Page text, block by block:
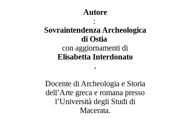
Autore
:
Sovraintendenza Archeologica
di Ostia
con aggiornamenti di
Elisabetta Interdonato
,
Docente di Archeologia e Storia
dell’Arte greca e romana presso
l’Università degli Studi di
Macerata.